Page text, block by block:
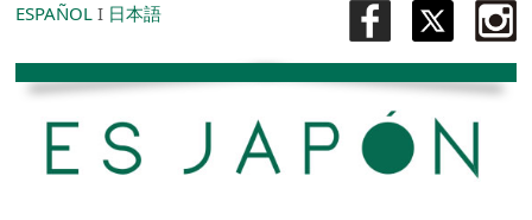
ESPAÑOL I 日本語